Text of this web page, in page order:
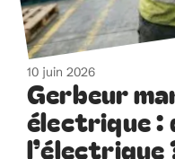
10 juin 2026
Gerbeur
électrique :
l’électrique